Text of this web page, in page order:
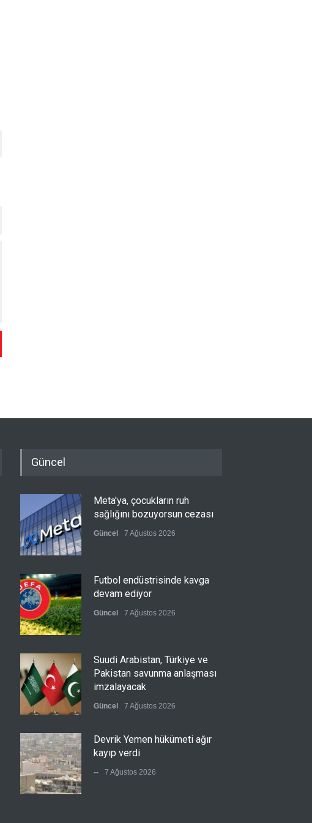
Güncel
Meta'ya, çocukların ruh
sağlığını bozuyorsun cezası
Güncel 7 Ağustos 2026
Futbol endüstrisinde kavga
devam ediyor
Güncel 7 Ağustos 2026
Suudi Arabistan, Türkiye ve
Pakistan savunma anlaşması
imzalayacak
Güncel 7 Ağustos 2026
Devrik Yemen hükümeti ağır
kayıp verdi
-- 7 Ağustos 2026